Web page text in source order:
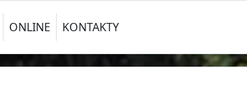
ONLINE KONTAKTY